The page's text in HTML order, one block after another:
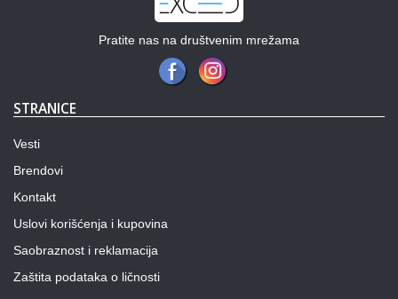
Pratite nas na društvenim mrežama
STRANICE
Vesti
Brendovi
Kontakt
Uslovi korišćenja i kupovina
Saobraznost i reklamacija
Zaštita podataka o ličnosti